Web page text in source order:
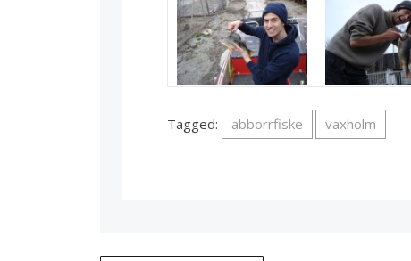
Tagged: abborrfiske vaxholm